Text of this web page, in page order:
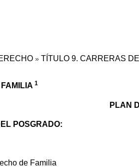
» TÍTULO 9. CARRERAS
1
PLAN
POSGRADO:
de Familia